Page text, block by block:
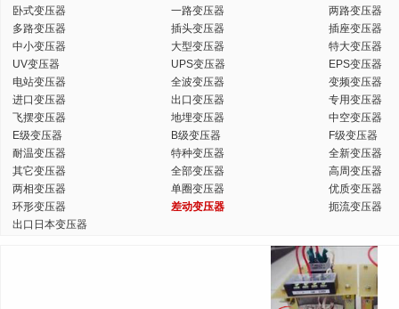
卧式变压器
一路变压器
两路变压器
多路变压器
插头变压器
插座变压器
中小变压器
大型变压器
特大变压器
UV变压器
UPS变压器
EPS变压器
电站变压器
全波变压器
变频变压器
进口变压器
出口变压器
专用变压器
飞摆变压器
地埋变压器
中空变压器
E级变压器
B级变压器
F级变压器
耐温变压器
特种变压器
全新变压器
其它变压器
全部变压器
高周变压器
两相变压器
单圈变压器
优质变压器
环形变压器
差动变压器
扼流变压器
出口日本变压器